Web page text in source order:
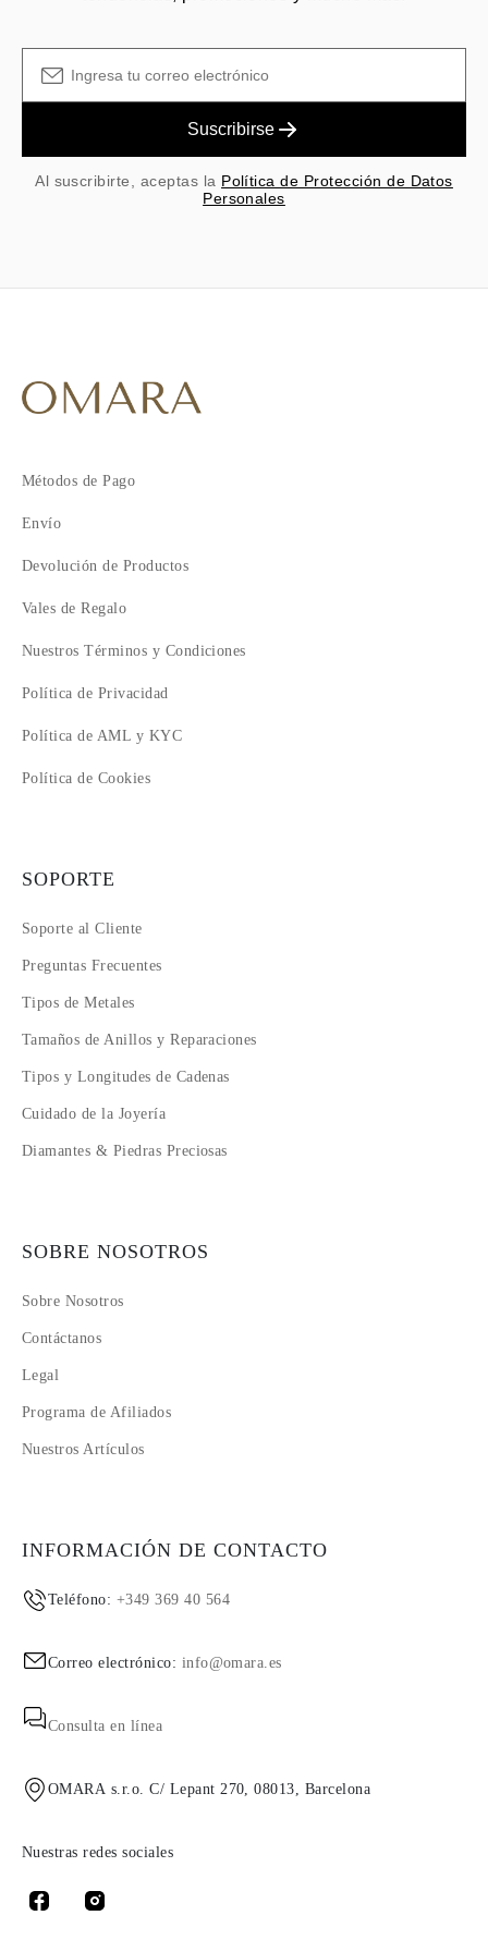
Suscribirse
Al suscribirte, aceptas la Política de Protección de Datos
Personales
Métodos de Pago
Envío
Devolución de Productos
Vales de Regalo
Nuestros Términos y Condiciones
Política de Privacidad
Política de AML y KYC
Política de Cookies
SOPORTE
Soporte al Cliente
Preguntas Frecuentes
Tipos de Metales
Tamaños de Anillos y Reparaciones
Tipos y Longitudes de Cadenas
Cuidado de la Joyería
Diamantes & Piedras Preciosas
SOBRE NOSOTROS
Sobre Nosotros
Contáctanos
Legal
Programa de Afiliados
Nuestros Artículos
INFORMACIÓN DE CONTACTO
Teléfono: +349 369 40 564
Correo electrónico: info@omara.es
Consulta en línea
OMARA s.r.o. C/ Lepant 270, 08013, Barcelona
Nuestras redes sociales